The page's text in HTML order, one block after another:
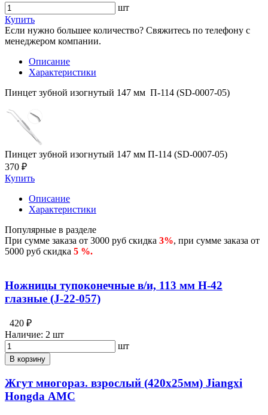
шт
Купить
Если нужно большее количество? Свяжитесь по телефону с
менеджером компании.
Описание
Характеристики
Пинцет зубной изогнутый 147 мм П-114 (SD-0007-05)
Пинцет зубной изогнутый 147 мм П-114 (SD-0007-05)
370 ₽
Купить
Описание
Характеристики
Популярные в разделе
При сумме заказа от 3000 руб скидка 3%, при сумме заказа от
5000 руб скидка 5 %.
Ножницы тупоконечные в/и, 113 мм Н-42
глазные (J-22-057)
420 ₽
Наличие: 2 шт
шт
В корзину
Жгут многораз. взрослый (420х25мм) Jiangxi
Hongda АМС